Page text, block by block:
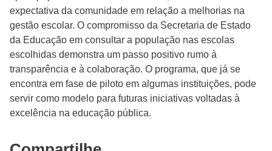
expectativa da comunidade em relação a melhorias na
gestão escolar. O compromisso da Secretaria de Estado
da Educação em consultar a população nas escolas
escolhidas demonstra um passo positivo rumo à
transparência e à colaboração. O programa, que já se
encontra em fase de piloto em algumas instituições, pode
servir como modelo para futuras iniciativas voltadas à
excelência na educação pública.